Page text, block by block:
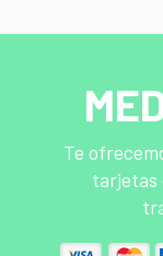
Te
tarjetas